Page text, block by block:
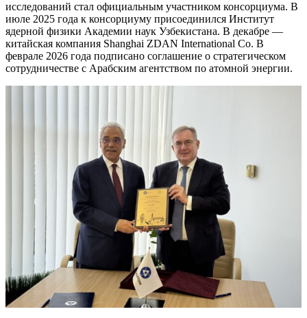
исследований стал официальным участником консорциума. В
июле 2025 года к консорциуму присоединился Институт
ядерной физики Академии наук Узбекистана. В декабре —
китайская компания Shanghai ZDAN International Co. В
феврале 2026 года подписано соглашение о стратегическом
сотрудничестве с Арабским агентством по атомной энергии.